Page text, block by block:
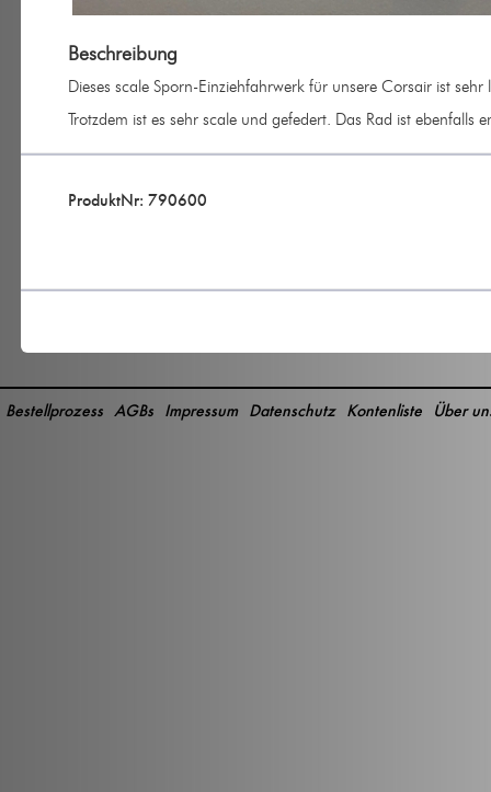
Beschreibung
Dieses scale Sporn-Einziehfahrwerk für unsere Corsair ist
Trotzdem ist es sehr scale und gefedert. Das Rad ist ebenfalls
ProduktNr: 790600
Über
Kontenliste
Datenschutz
Impressum
AGBs
Bestellprozess